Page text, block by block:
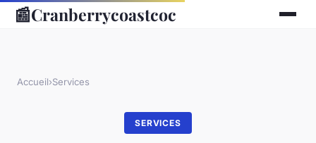
📰Cranberrycoastcoc
Accueil›Services
SERVICES